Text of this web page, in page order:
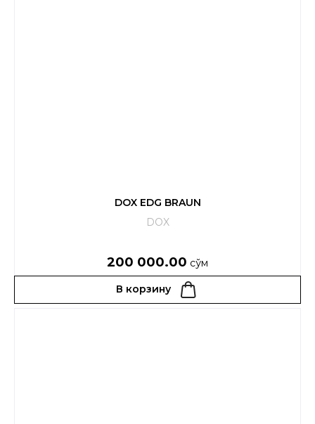
DOX EDG BRAUN
DOX
200 000.00 сўм
В корзину